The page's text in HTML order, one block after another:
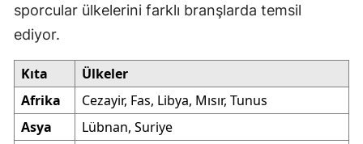
sporcular ülkelerini farklı branşlarda temsil
ediyor.
Kıta
Ülkeler
Afrika
Cezayir, Fas, Libya, Mısır, Tunus
Asya
Lübnan, Suriye